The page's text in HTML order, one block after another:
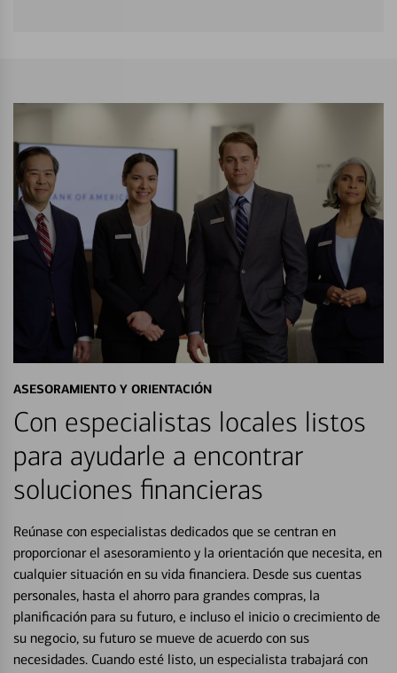
ASESORAMIENTO Y ORIENTACIÓN
Con especialistas locales listos
para ayudarle a encontrar
soluciones financieras
Reúnase con especialistas dedicados que se centran en
proporcionar el asesoramiento y la orientación que necesita, en
cualquier situación en su vida financiera. Desde sus cuentas
personales, hasta el ahorro para grandes compras, la
planificación para su futuro, e incluso el inicio o crecimiento de
su negocio, su futuro se mueve de acuerdo con sus
necesidades. Cuando esté listo, un especialista trabajará con